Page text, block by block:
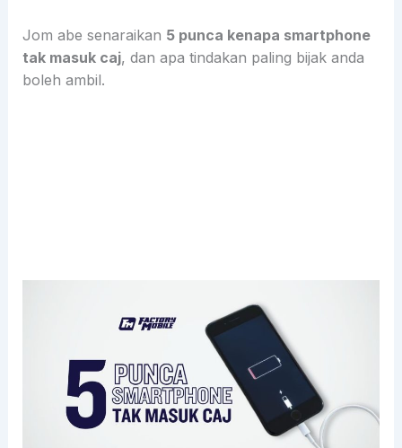
Jom abe senaraikan 5 punca kenapa smartphone
tak masuk caj, dan apa tindakan paling bijak anda
boleh ambil.